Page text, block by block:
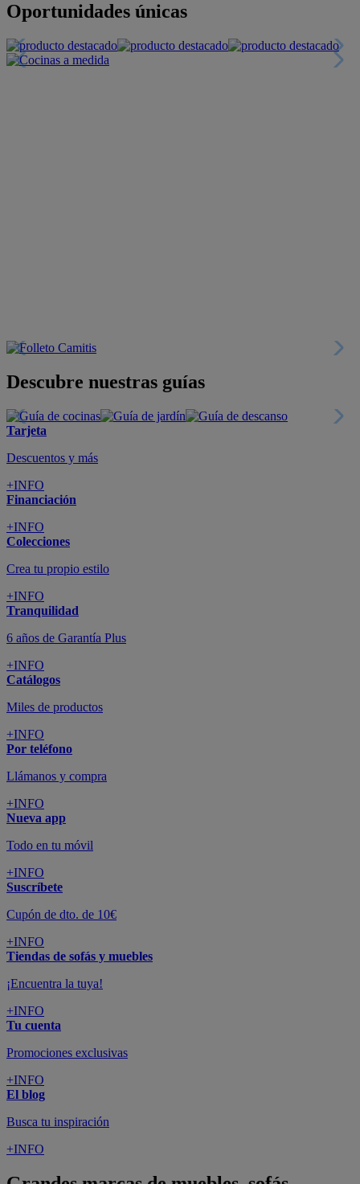
Oportunidades únicas
Descubre nuestras guías
Tarjeta
Descuentos y más
+INFO
Financiación
+INFO
Colecciones
Crea tu propio estilo
+INFO
Tranquilidad
6 años de Garantía Plus
+INFO
Catálogos
Miles de productos
+INFO
Por teléfono
Llámanos y compra
+INFO
Nueva app
Todo en tu móvil
+INFO
Suscríbete
Cupón de dto. de 10€
+INFO
Tiendas de sofás y muebles
¡Encuentra la tuya!
+INFO
Tu cuenta
Promociones exclusivas
+INFO
El blog
Busca tu inspiración
+INFO